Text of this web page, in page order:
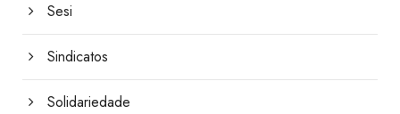
Sesi
Sindicatos
Solidariedade